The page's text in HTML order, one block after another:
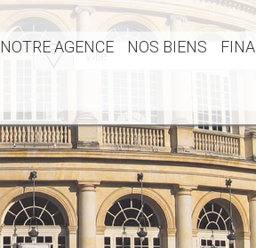
NOTRE AGENCE NOS BIENS